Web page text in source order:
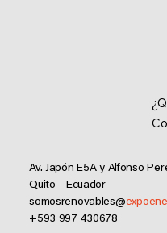
Av. Japón E5A y Alfonso
Quito - Ecuador
somosrenovables@
+593 997 430678